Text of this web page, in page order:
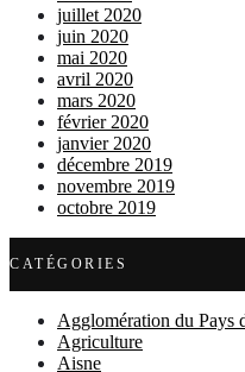
juillet 2020
juin 2020
mai 2020
avril 2020
mars 2020
février 2020
janvier 2020
décembre 2019
novembre 2019
octobre 2019
CATÉGORIES
Agglomération du Pays
Agriculture
Aisne